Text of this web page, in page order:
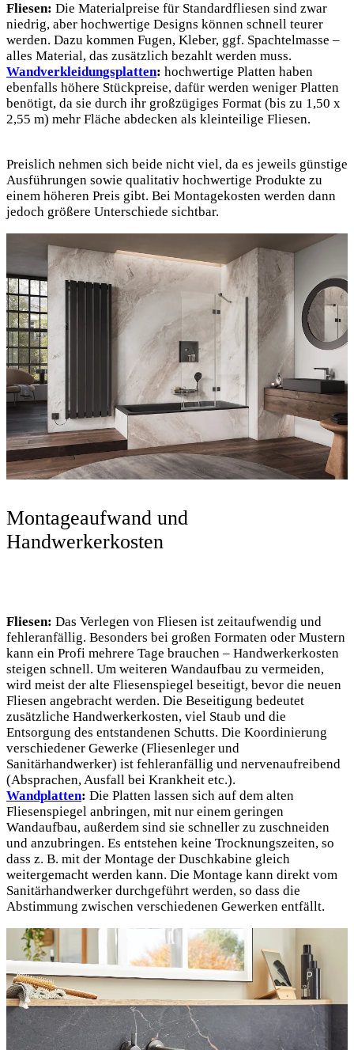
Fliesen: Die Materialpreise für Standardfliesen sind zwar
niedrig, aber hochwertige Designs können schnell teurer
werden. Dazu kommen Fugen, Kleber, ggf. Spachtelmasse –
alles Material, das zusätzlich bezahlt werden muss.
Wandverkleidungsplatten: hochwertige Platten haben
ebenfalls höhere Stückpreise, dafür werden weniger Platten
benötigt, da sie durch ihr großzügiges Format (bis zu 1,50 x
2,55 m) mehr Fläche abdecken als kleinteilige Fliesen.
Preislich nehmen sich beide nicht viel, da es jeweils günstige
Ausführungen sowie qualitativ hochwertige Produkte zu
einem höheren Preis gibt. Bei Montagekosten werden dann
jedoch größere Unterschiede sichtbar.
Montageaufwand und
Handwerkerkosten
Fliesen: Das Verlegen von Fliesen ist zeitaufwendig und
fehleranfällig. Besonders bei großen Formaten oder Mustern
kann ein Profi mehrere Tage brauchen – Handwerkerkosten
steigen schnell. Um weiteren Wandaufbau zu vermeiden,
wird meist der alte Fliesenspiegel beseitigt, bevor die neuen
Fliesen angebracht werden. Die Beseitigung bedeutet
zusätzliche Handwerkerkosten, viel Staub und die
Entsorgung des entstandenen Schutts. Die Koordinierung
verschiedener Gewerke (Fliesenleger und
Sanitärhandwerker) ist fehleranfällig und nervenaufreibend
(Absprachen, Ausfall bei Krankheit etc.).
Wandplatten: Die Platten lassen sich auf dem alten
Fliesenspiegel anbringen, mit nur einem geringen
Wandaufbau, außerdem sind sie schneller zu zuschneiden
und anzubringen. Es entstehen keine Trocknungszeiten, so
dass z. B. mit der Montage der Duschkabine gleich
weitergemacht werden kann. Die Montage kann direkt vom
Sanitärhandwerker durchgeführt werden, so dass die
Abstimmung zwischen verschiedenen Gewerken entfällt.